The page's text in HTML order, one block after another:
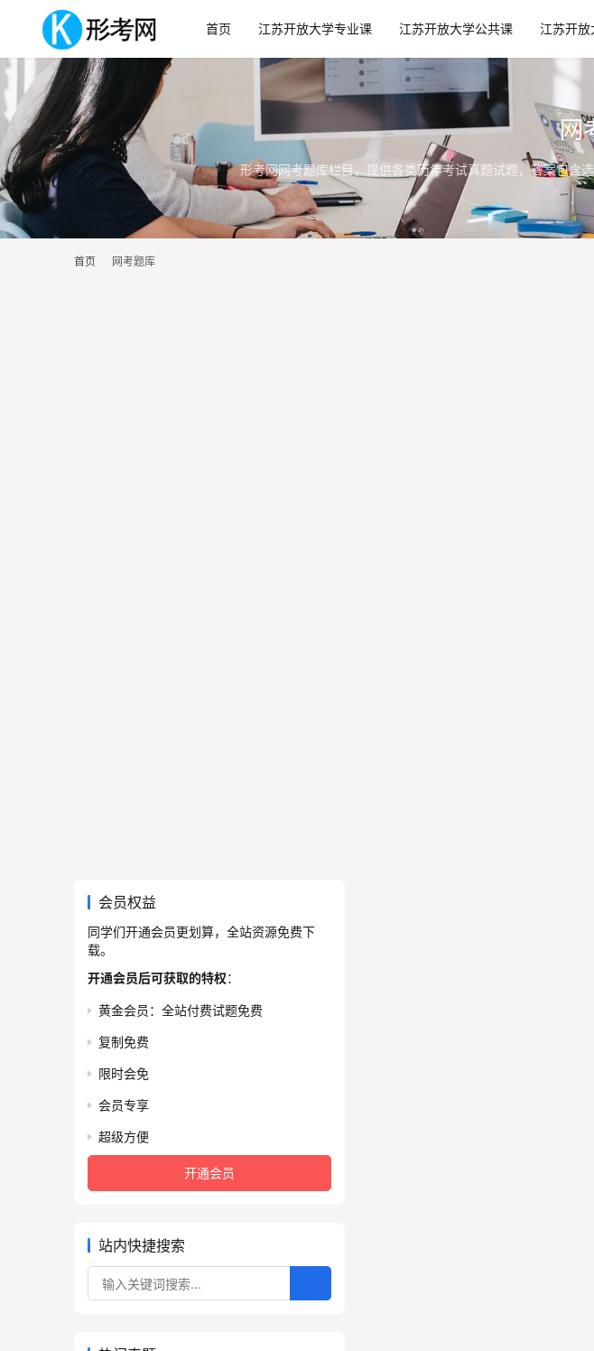
首页 江苏开放大学专业课 江苏开放大学公共课 江苏开放
网
形考网网考题库栏目，提供各类历年考试真题试题，答案包含
首页 网考题库
会员权益
同学们开通会员更划算，全站资源免费下
载。
开通会员后可获取的特权：
黄金会员：全站付费试题免费
复制免费
限时会免
会员专享
超级方便
开通会员
站内快捷搜索